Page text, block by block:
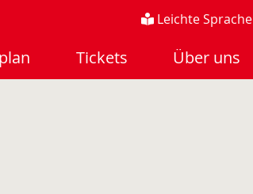
Leichte Sprache
Tickets Über uns